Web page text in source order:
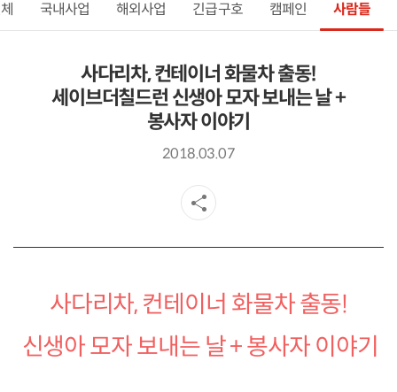
국내사업 해외사업 긴급구호 캠페인 사람들
사다리차, 컨테이너 화물차 출동!
세이브더칠드런 신생아 모자 보내는 날 +
봉사자 이야기
2018.03.07
사다리차, 컨테이너 화물차 출동!
신생아 모자 보내는 날 + 봉사자 이야기